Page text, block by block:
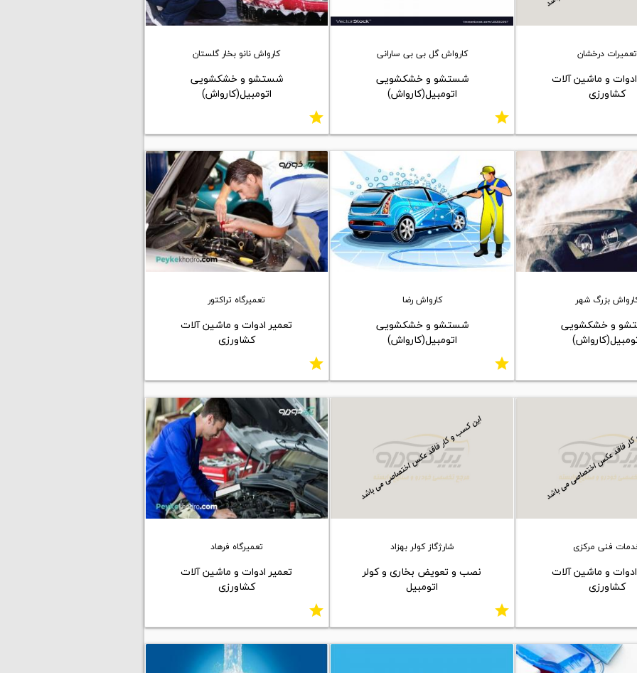
تعمیرات درخشان
و ماشین آلات
کشاورزی
کارواش گل بی بی سارانی
شستشو و خشکشویی
اتومبیل(کارواش)
star
کارواش نانو بخار گلستان
شستشو و خشکشویی
اتومبیل(کارواش)
star
بزرگ شهر
و خشکشویی
کارواش رضا
شستشو و خشکشویی
اتومبیل(کارواش)
star
تعمیرگاه تراکتور
تعمیر ادوات و ماشین آلات
کشاورزی
star
فنی مرکزی
و ماشین آلات
کشاورزی
شارژگاز کولر بهزاد
نصب و تعویض بخاری و کولر
اتومبیل
star
تعمیرگاه فرهاد
تعمیر ادوات و ماشین آلات
کشاورزی
star